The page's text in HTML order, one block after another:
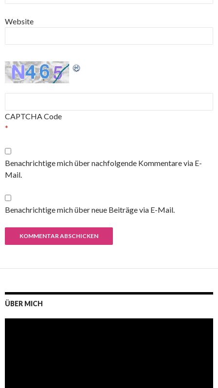
Website
CAPTCHA Code
*
Benachrichtige mich über nachfolgende Kommentare via E-
Mail.
Benachrichtige mich über neue Beiträge via E-Mail.
ÜBER MICH